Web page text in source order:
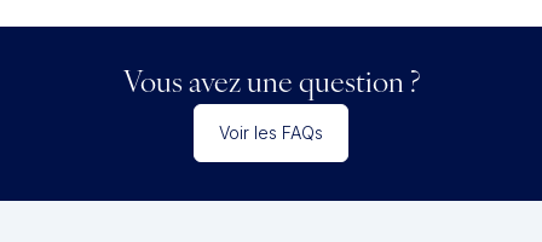
Vous avez une question ?
Voir les FAQs